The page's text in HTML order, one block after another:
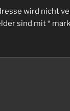
wird nicht
sind mit*